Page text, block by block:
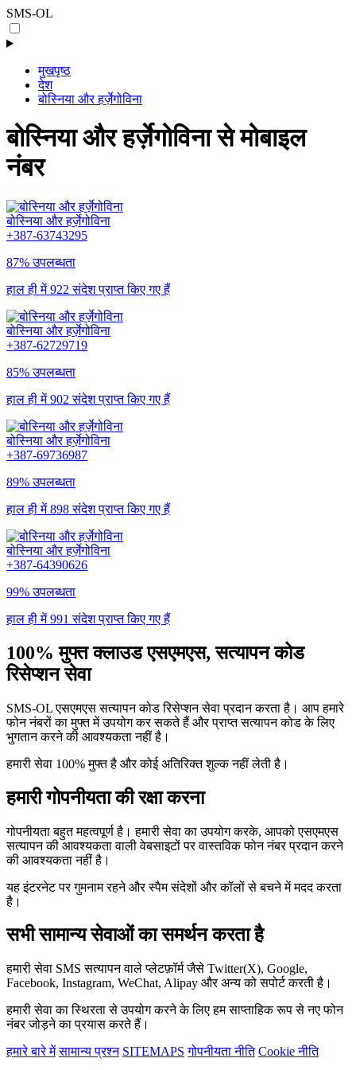
SMS-OL
मुखपृष्ठ
देश
बोस्निया और हर्ज़ेगोविना
बोस्निया और हर्ज़ेगोविना से मोबाइल
नंबर
बोस्निया और हर्ज़ेगोविना
+387-63743295
87% उपलब्धता
हाल ही में 922 संदेश प्राप्त किए गए हैं
बोस्निया और हर्ज़ेगोविना
+387-62729719
85% उपलब्धता
हाल ही में 902 संदेश प्राप्त किए गए हैं
बोस्निया और हर्ज़ेगोविना
+387-69736987
89% उपलब्धता
हाल ही में 898 संदेश प्राप्त किए गए हैं
बोस्निया और हर्ज़ेगोविना
+387-64390626
99% उपलब्धता
हाल ही में 991 संदेश प्राप्त किए गए हैं
100% मुफ्त क्लाउड एसएमएस, सत्यापन कोड
रिसेप्शन सेवा
SMS-OL एसएमएस सत्यापन कोड रिसेप्शन सेवा प्रदान करता है। आप हमारे
फोन नंबरों का मुफ्त में उपयोग कर सकते हैं और प्राप्त सत्यापन कोड के लिए
भुगतान करने की आवश्यकता नहीं है।
हमारी सेवा 100% मुफ्त है और कोई अतिरिक्त शुल्क नहीं लेती है।
हमारी गोपनीयता की रक्षा करना
गोपनीयता बहुत महत्वपूर्ण है। हमारी सेवा का उपयोग करके, आपको एसएमएस
सत्यापन की आवश्यकता वाली वेबसाइटों पर वास्तविक फोन नंबर प्रदान करने
की आवश्यकता नहीं है।
यह इंटरनेट पर गुमनाम रहने और स्पैम संदेशों और कॉलों से बचने में मदद करता
है।
सभी सामान्य सेवाओं का समर्थन करता है
हमारी सेवा SMS सत्यापन वाले प्लेटफ़ॉर्म जैसे Twitter(X), Google,
Facebook, Instagram, WeChat, Alipay और अन्य को सपोर्ट करती है।
हमारी सेवा का स्थिरता से उपयोग करने के लिए हम साप्ताहिक रूप से नए फोन
नंबर जोड़ने का प्रयास करते हैं।
हमारे बारे में सामान्य प्रश्न SITEMAPS गोपनीयता नीति Cookie नीति